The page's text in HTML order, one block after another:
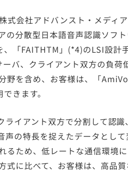
式会社アドバンスト・メディ
の分散型日本語音声認識ソフ
「FAITHTM」(*4)のLSI設計
バ、クライアント双方の負荷
野を含め、お客様は、「
きます。
イアント双方で分割して認
声の特長を捉えたデータとし
ため、低レートな通信環境
式に比べて、お客様は、高品